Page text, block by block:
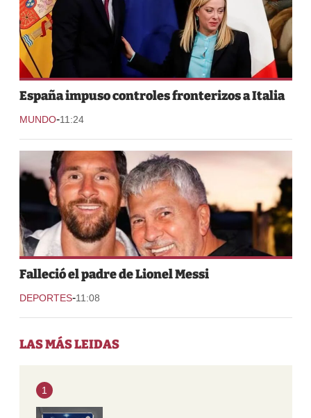
España impuso controles fronterizos a Italia
MUNDO-11:24
Falleció el padre de Lionel Messi
DEPORTES-11:08
LAS MÁS LEIDAS
1